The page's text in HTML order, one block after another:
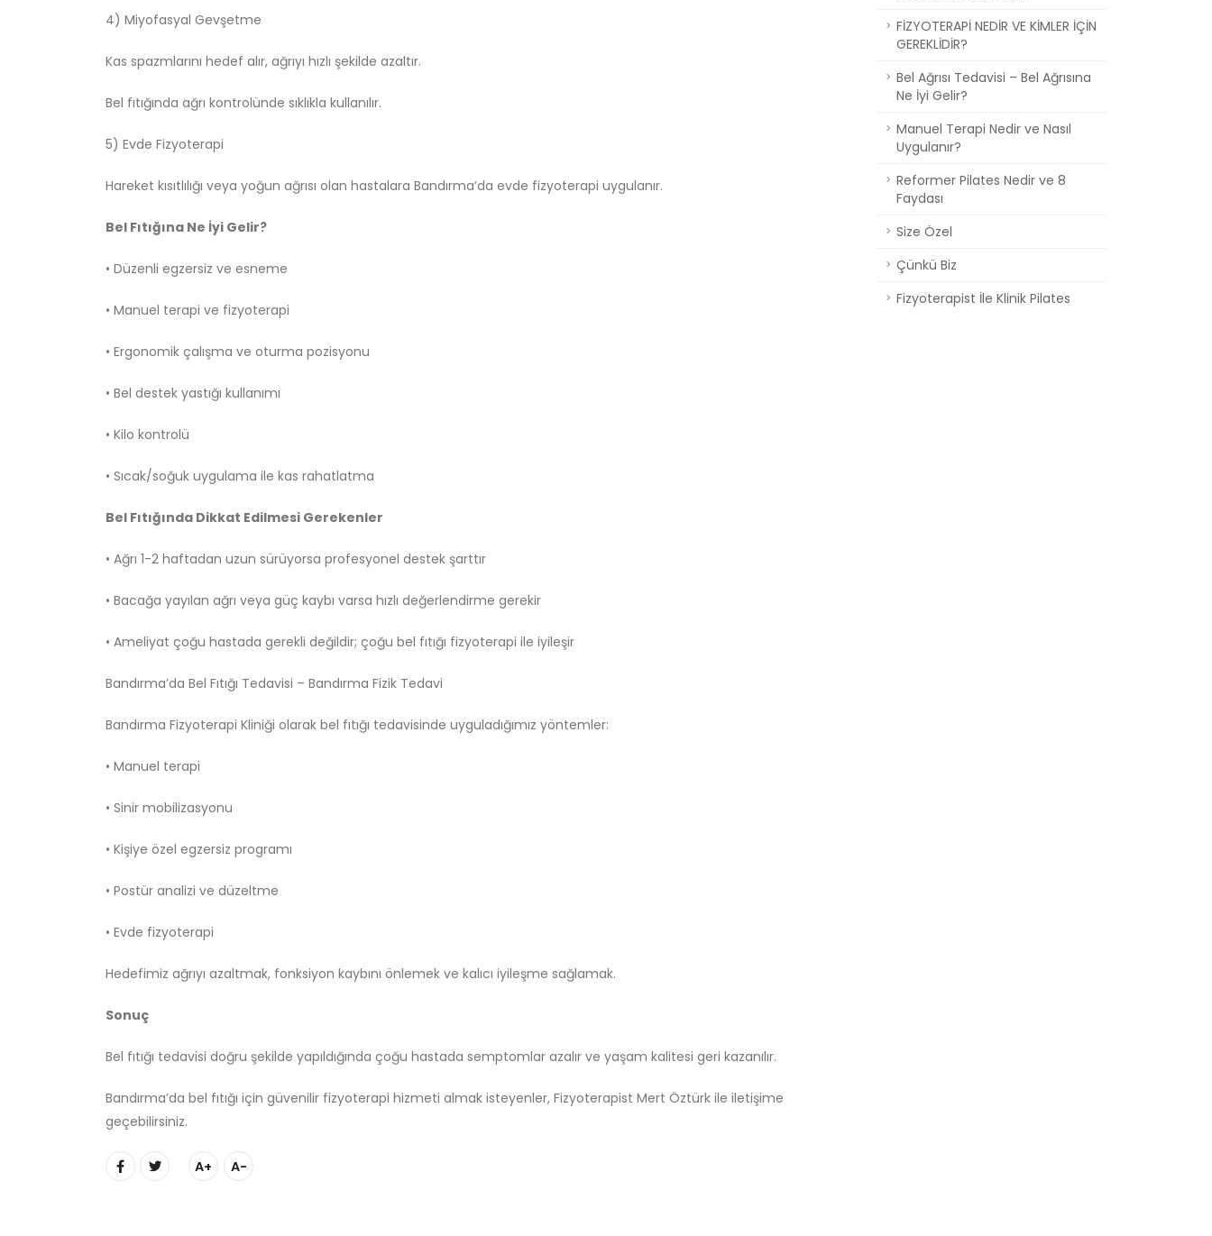
4) Miyofasyal Gevşetme
Kas spazmlarını hedef alır, ağrıyı hızlı şekilde azaltır.
Bel fıtığında ağrı kontrolünde sıklıkla kullanılır.
5) Evde Fizyoterapi
Hareket kısıtlılığı veya yoğun ağrısı olan hastalara Bandırma’da evde fizyoterapi uygulanır.
Bel Fıtığına Ne İyi Gelir?
• Düzenli egzersiz ve esneme
• Manuel terapi ve fizyoterapi
• Ergonomik çalışma ve oturma pozisyonu
• Bel destek yastığı kullanımı
• Kilo kontrolü
• Sıcak/soğuk uygulama ile kas rahatlatma
Bel Fıtığında Dikkat Edilmesi Gerekenler
• Ağrı 1-2 haftadan uzun sürüyorsa profesyonel destek şarttır
• Bacağa yayılan ağrı veya güç kaybı varsa hızlı değerlendirme gerekir
• Ameliyat çoğu hastada gerekli değildir; çoğu bel fıtığı fizyoterapi ile iyileşir
Bandırma’da Bel Fıtığı Tedavisi – Bandırma Fizik Tedavi
Bandırma Fizyoterapi Kliniği olarak bel fıtığı tedavisinde uyguladığımız yöntemler:
• Manuel terapi
• Sinir mobilizasyonu
• Kişiye özel egzersiz programı
• Postür analizi ve düzeltme
• Evde fizyoterapi
Hedefimiz ağrıyı azaltmak, fonksiyon kaybını önlemek ve kalıcı iyileşme sağlamak.
Sonuç
Bel fıtığı tedavisi doğru şekilde yapıldığında çoğu hastada semptomlar azalır ve yaşam kalitesi geri kazanılır.
Bandırma’da bel fıtığı için güvenilir fizyoterapi hizmeti almak isteyenler, Fizyoterapist Mert Öztürk ile iletişime
geçebilirsiniz.
A+ A-
FİZYOTERAPİ NEDİR VE KİMLER İÇİN
GEREKLİDİR?
Bel Ağrısı Tedavisi – Bel Ağrısına
Ne İyi Gelir?
Manuel Terapi Nedir ve Nasıl
Uygulanır?
Reformer Pilates Nedir ve 8
Faydası
Size Özel
Çünkü Biz
Fizyoterapist İle Klinik Pilates